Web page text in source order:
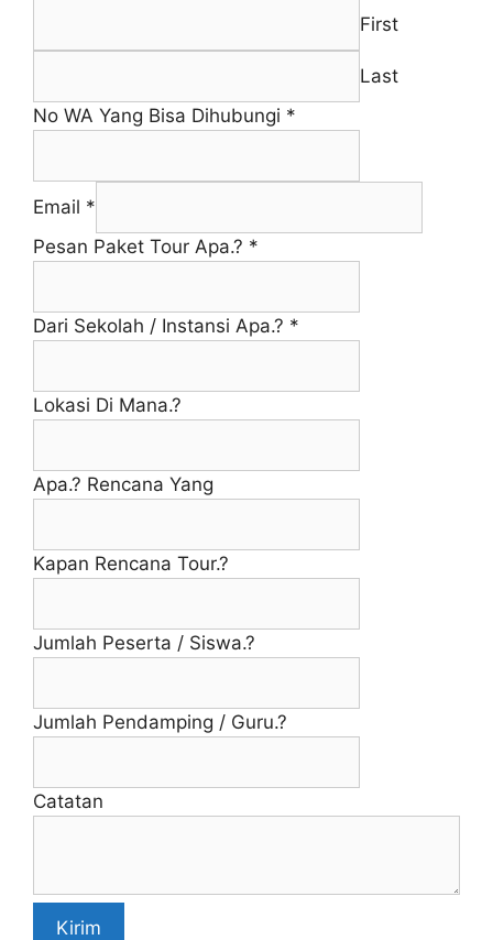
First
Last
No WA Yang Bisa Dihubungi *
Email *
Pesan Paket Tour Apa.? *
Dari Sekolah / Instansi Apa.? *
Lokasi Di Mana.?
Apa.? Rencana Yang
Kapan Rencana Tour.?
Jumlah Peserta / Siswa.?
Jumlah Pendamping / Guru.?
Catatan
Kirim